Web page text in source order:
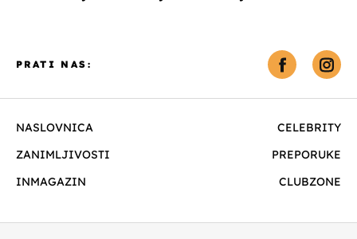
NASLOVNICA
CELEBRITY
ZANIMLJIVOSTI
PREPORUKE
INMAGAZIN
CLUBZONE
PRATI NAS: